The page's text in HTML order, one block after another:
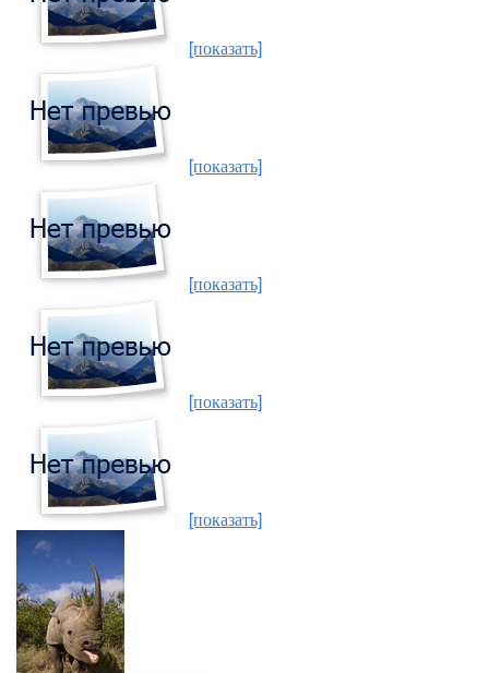
[показать]
[показать]
[показать]
[показать]
[показать]